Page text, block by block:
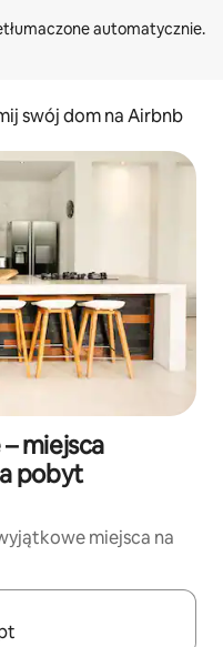
swój dom na Airbnb
miejsca
pobyt
miejsca na
poruszać się po nich za